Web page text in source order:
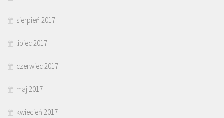
sierpień 2017
lipiec 2017
czerwiec 2017
maj 2017
kwiecień 2017